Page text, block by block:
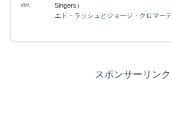
ver.
Singers）
エド・ラッシュとジョージ・クロマーテ
スポンサーリンク